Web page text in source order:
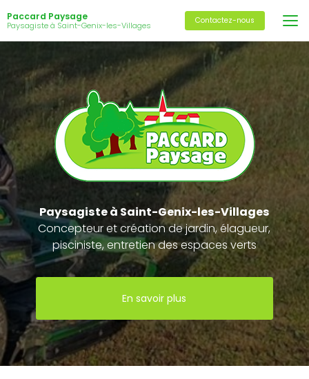
au
contenu
principal
Paccard Paysage
Paysagiste à Saint-Genix-les-Villages Contactez-nous
Paysagisteà Saint-Genix-les-Villages
Concepteur et création de jardin, élagueur,
pisciniste, entretien des espaces verts
En savoir plus